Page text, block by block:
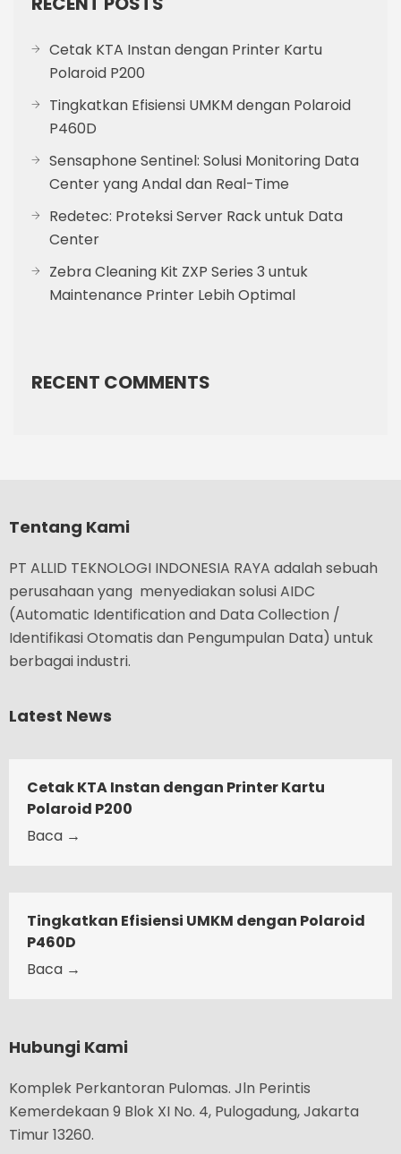
Cetak KTA Instan dengan Printer Kartu
Polaroid P200
Tingkatkan Efisiensi UMKM dengan Polaroid
P460D
Sensaphone Sentinel: Solusi Monitoring Data
Center yang Andal dan Real-Time
Redetec: Proteksi Server Rack untuk Data
Center
Zebra Cleaning Kit ZXP Series 3 untuk
Maintenance Printer Lebih Optimal
RECENT COMMENTS
Tentang Kami
PT ALLID TEKNOLOGI INDONESIA RAYA adalah sebuah
perusahaan yang menyediakan solusi AIDC
(Automatic Identification and Data Collection /
Identifikasi Otomatis dan Pengumpulan Data) untuk
berbagai industri.
Latest News
Cetak KTA Instan dengan Printer Kartu
Polaroid P200
Baca →
Tingkatkan Efisiensi UMKM dengan Polaroid
P460D
Baca →
Hubungi Kami
Komplek Perkantoran Pulomas. Jln Perintis
Kemerdekaan 9 Blok XI No. 4, Pulogadung, Jakarta
Timur 13260.